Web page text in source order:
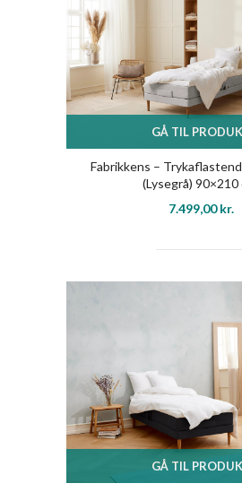
GÅ TIL
Fabrikkens –
(Lysegrå) 90×210
7.499,00kr.
GÅ TIL